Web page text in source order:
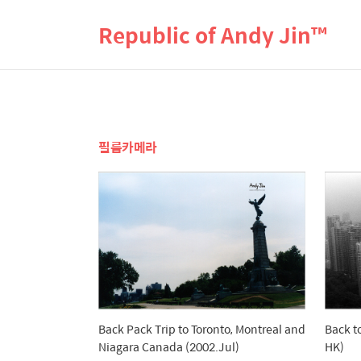
Republic of Andy Jin™
필름카메라
Back Pack Trip to Toronto, Montreal and
Niagara Canada (2002.Jul)
Back
HK)